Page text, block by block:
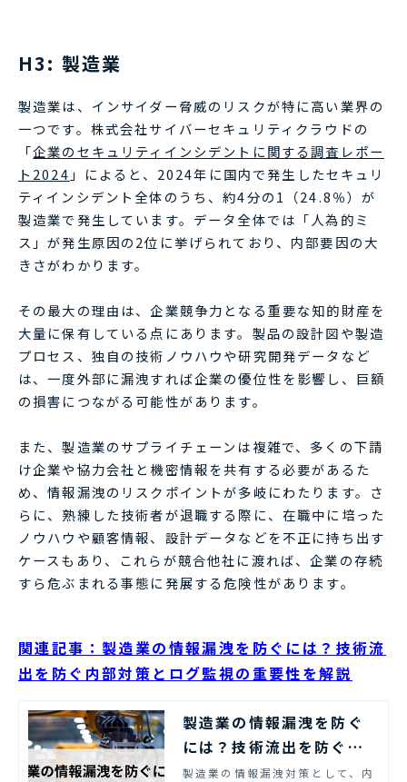
H3: 製造業
製造業は、インサイダー脅威のリスクが特に高い業界の
一つです。株式会社サイバーセキュリティクラウドの
「企業のセキュリティインシデントに関する調査レポー
ト2024 」によると、2024年に国内で発生したセキュリ
ティインシデント全体のうち、約4分の1（24.8％）が
製造業で発生しています。データ全体では「人為的ミ
ス」が発生原因の2位に挙げられており、内部要因の大
きさがわかります。
その最大の理由は、企業競争力となる重要な知的財産を
大量に保有している点にあります。製品の設計図や製造
プロセス、独自の技術ノウハウや研究開発データなど
は、一度外部に漏洩すれば企業の優位性を影響し、巨額
の損害につながる可能性があります。
また、製造業のサプライチェーンは複雑で、多くの下請
け企業や協力会社と機密情報を共有する必要があるた
め、情報漏洩のリスクポイントが多岐にわたります。さ
らに、熟練した技術者が退職する際に、在職中に培った
ノウハウや顧客情報、設計データなどを不正に持ち出す
ケースもあり、これらが競合他社に渡れば、企業の存続
すら危ぶまれる事態に発展する危険性があります。
関連記事：製造業の情報漏洩を防ぐには？技術流
出を防ぐ内部対策とログ監視の重要性を解説
製造業の情報漏洩を防ぐ
には？技術流出を防ぐ内
部対策とログ監視の重要
製造業の情報漏洩対策として、内